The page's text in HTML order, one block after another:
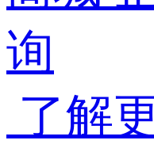
询
了解